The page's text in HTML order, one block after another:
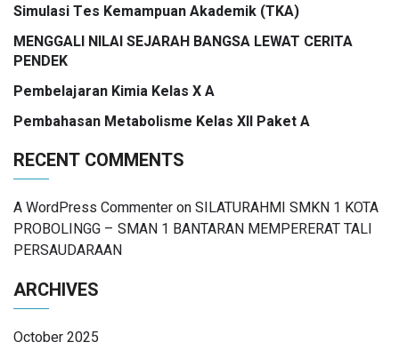
Simulasi Tes Kemampuan Akademik (TKA)
MENGGALI NILAI SEJARAH BANGSA LEWAT CERITA
PENDEK
Pembelajaran Kimia Kelas X A
Pembahasan Metabolisme Kelas XII Paket A
RECENT COMMENTS
A WordPress CommenteronSILATURAHMI SMKN 1 KOTA
PROBOLINGG – SMAN 1 BANTARAN MEMPERERAT TALI
PERSAUDARAAN
ARCHIVES
October 2025